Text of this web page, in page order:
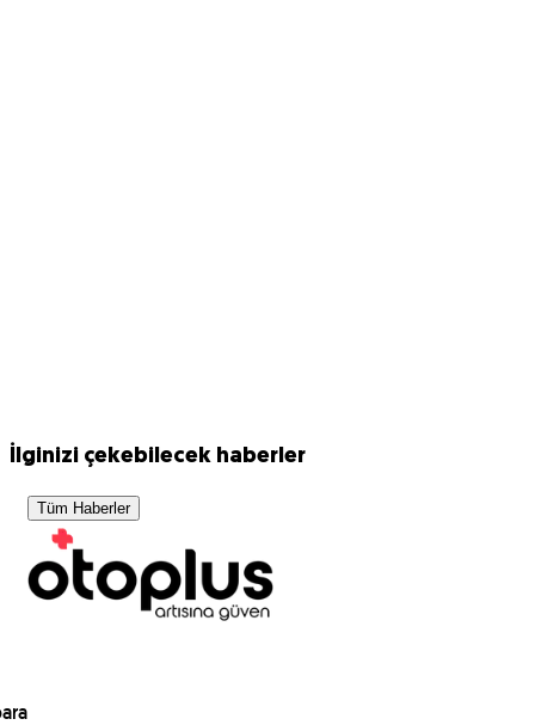
İlginizi çekebilecek haberler
Tüm Haberler